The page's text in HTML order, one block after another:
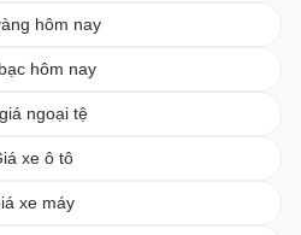
hôm nay
hôm nay
ngoại tệ
xe ô tô
xe máy